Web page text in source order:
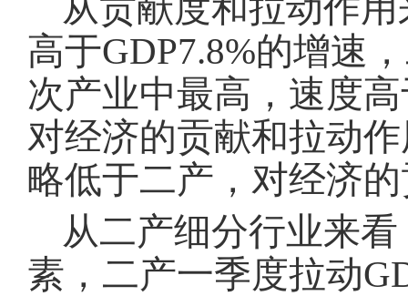
从贡献度和拉动作
高于GDP7.8%的增速
次产业中最高，速度
对经济的贡献和拉动
略低于二产，对经济
从二产细分行业来
素，二产一季度拉动